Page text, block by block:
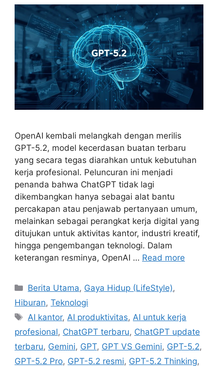
OpenAI kembali melangkah dengan merilis
GPT-5.2, model kecerdasan buatan terbaru
yang secara tegas diarahkan untuk kebutuhan
kerja profesional. Peluncuran ini menjadi
penanda bahwa ChatGPT tidak lagi
dikembangkan hanya sebagai alat bantu
percakapan atau penjawab pertanyaan umum,
melainkan sebagai perangkat kerja digital yang
ditujukan untuk aktivitas kantor, industri kreatif,
hingga pengembangan teknologi. Dalam
keterangan resminya, OpenAI … Read more
C
a
e
g
o
r
Berita Utama, Gaya Hidup (LifeStyle),
Hiburan, Teknologi
T
a
s
AI kantor,AI produktivitas,AI untuk kerja
profesional, ChatGPT terbaru, ChatGPT update
terbaru, Gemini, GPT, GPT VS Gemini, GPT-5.2,
GPT-5.2 Pro, GPT-5.2 resmi, GPT-5.2 Thinking,